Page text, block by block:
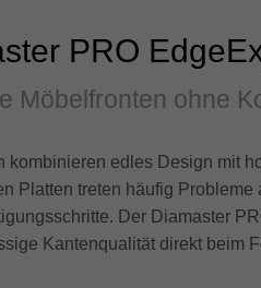
PRO
Möbelfronten ohne
kombinieren edles Design mit
Platten treten häufig
Der Diamaster
Kantenqualität direkt beim